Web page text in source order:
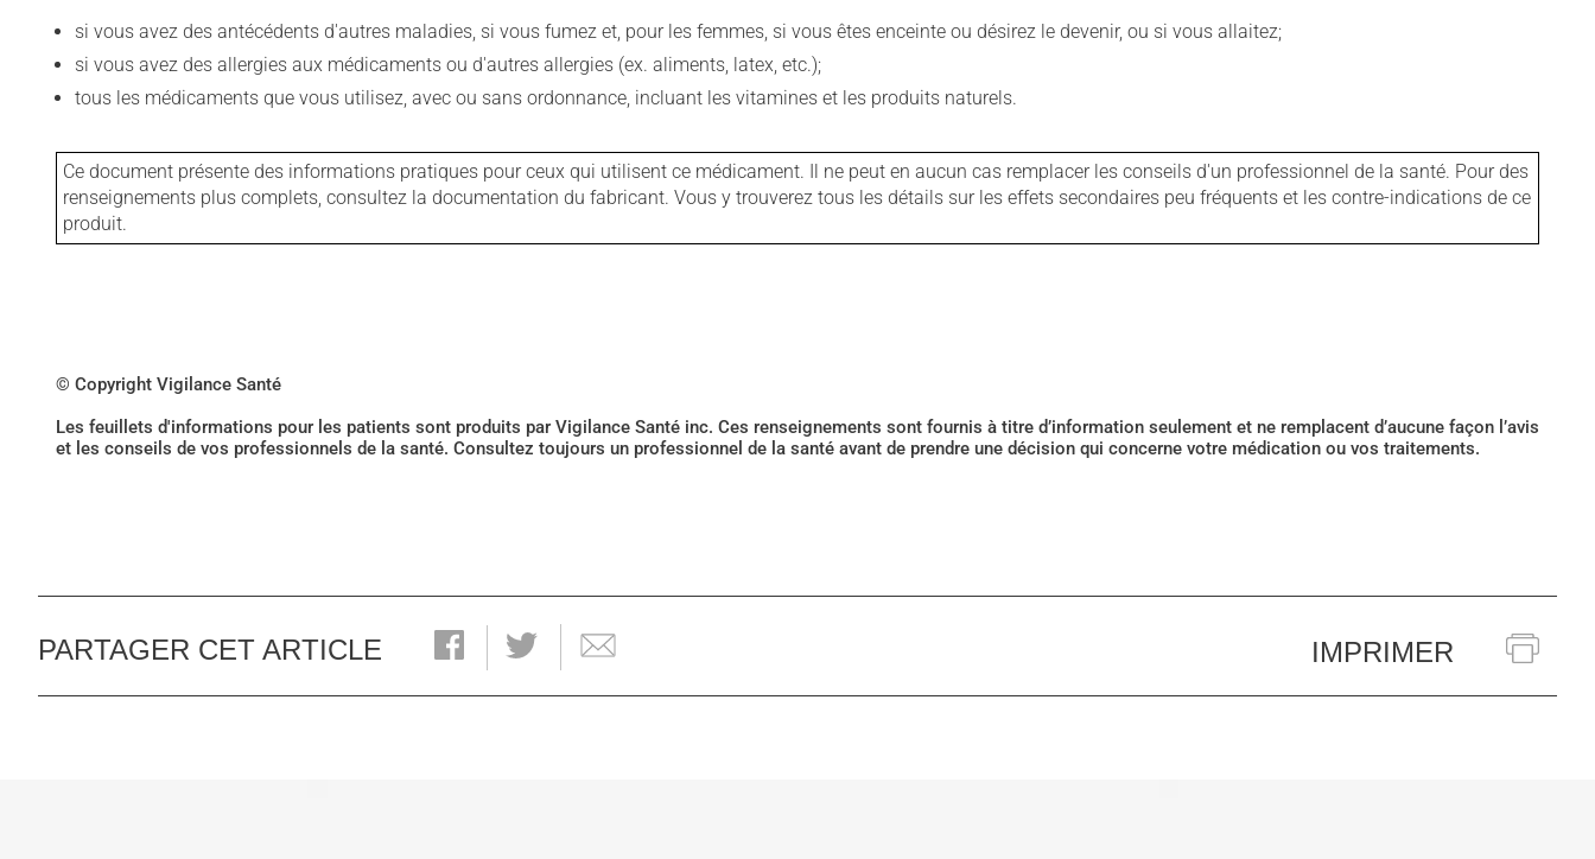
si vous avez des antécédents d'autres maladies, si vous fumez et, pour les femmes, si vous êtes enceinte ou désirez le devenir, ou si vous allaitez;
si vous avez des allergies aux médicaments ou d'autres allergies (ex. aliments, latex, etc.);
tous les médicaments que vous utilisez, avec ou sans ordonnance, incluant les vitamines et les produits naturels.
Ce document présente des informations pratiques pour ceux qui utilisent ce médicament. Il ne peut en aucun cas remplacer les conseils d'un professionnel de la santé. Pour des
renseignements plus complets, consultez la documentation du fabricant. Vous y trouverez tous les détails sur les effets secondaires peu fréquents et les contre-indications de ce
produit.
© Copyright Vigilance Santé
Les feuillets d'informations pour les patients sont produits par Vigilance Santé inc. Ces renseignements sont fournis à titre d’information seulement et ne remplacent d’aucune façon l’avis
et les conseils de vos professionnels de la santé. Consultez toujours un professionnel de la santé avant de prendre une décision qui concerne votre médication ou vos traitements.
PARTAGER CET ARTICLE IMPRIMER